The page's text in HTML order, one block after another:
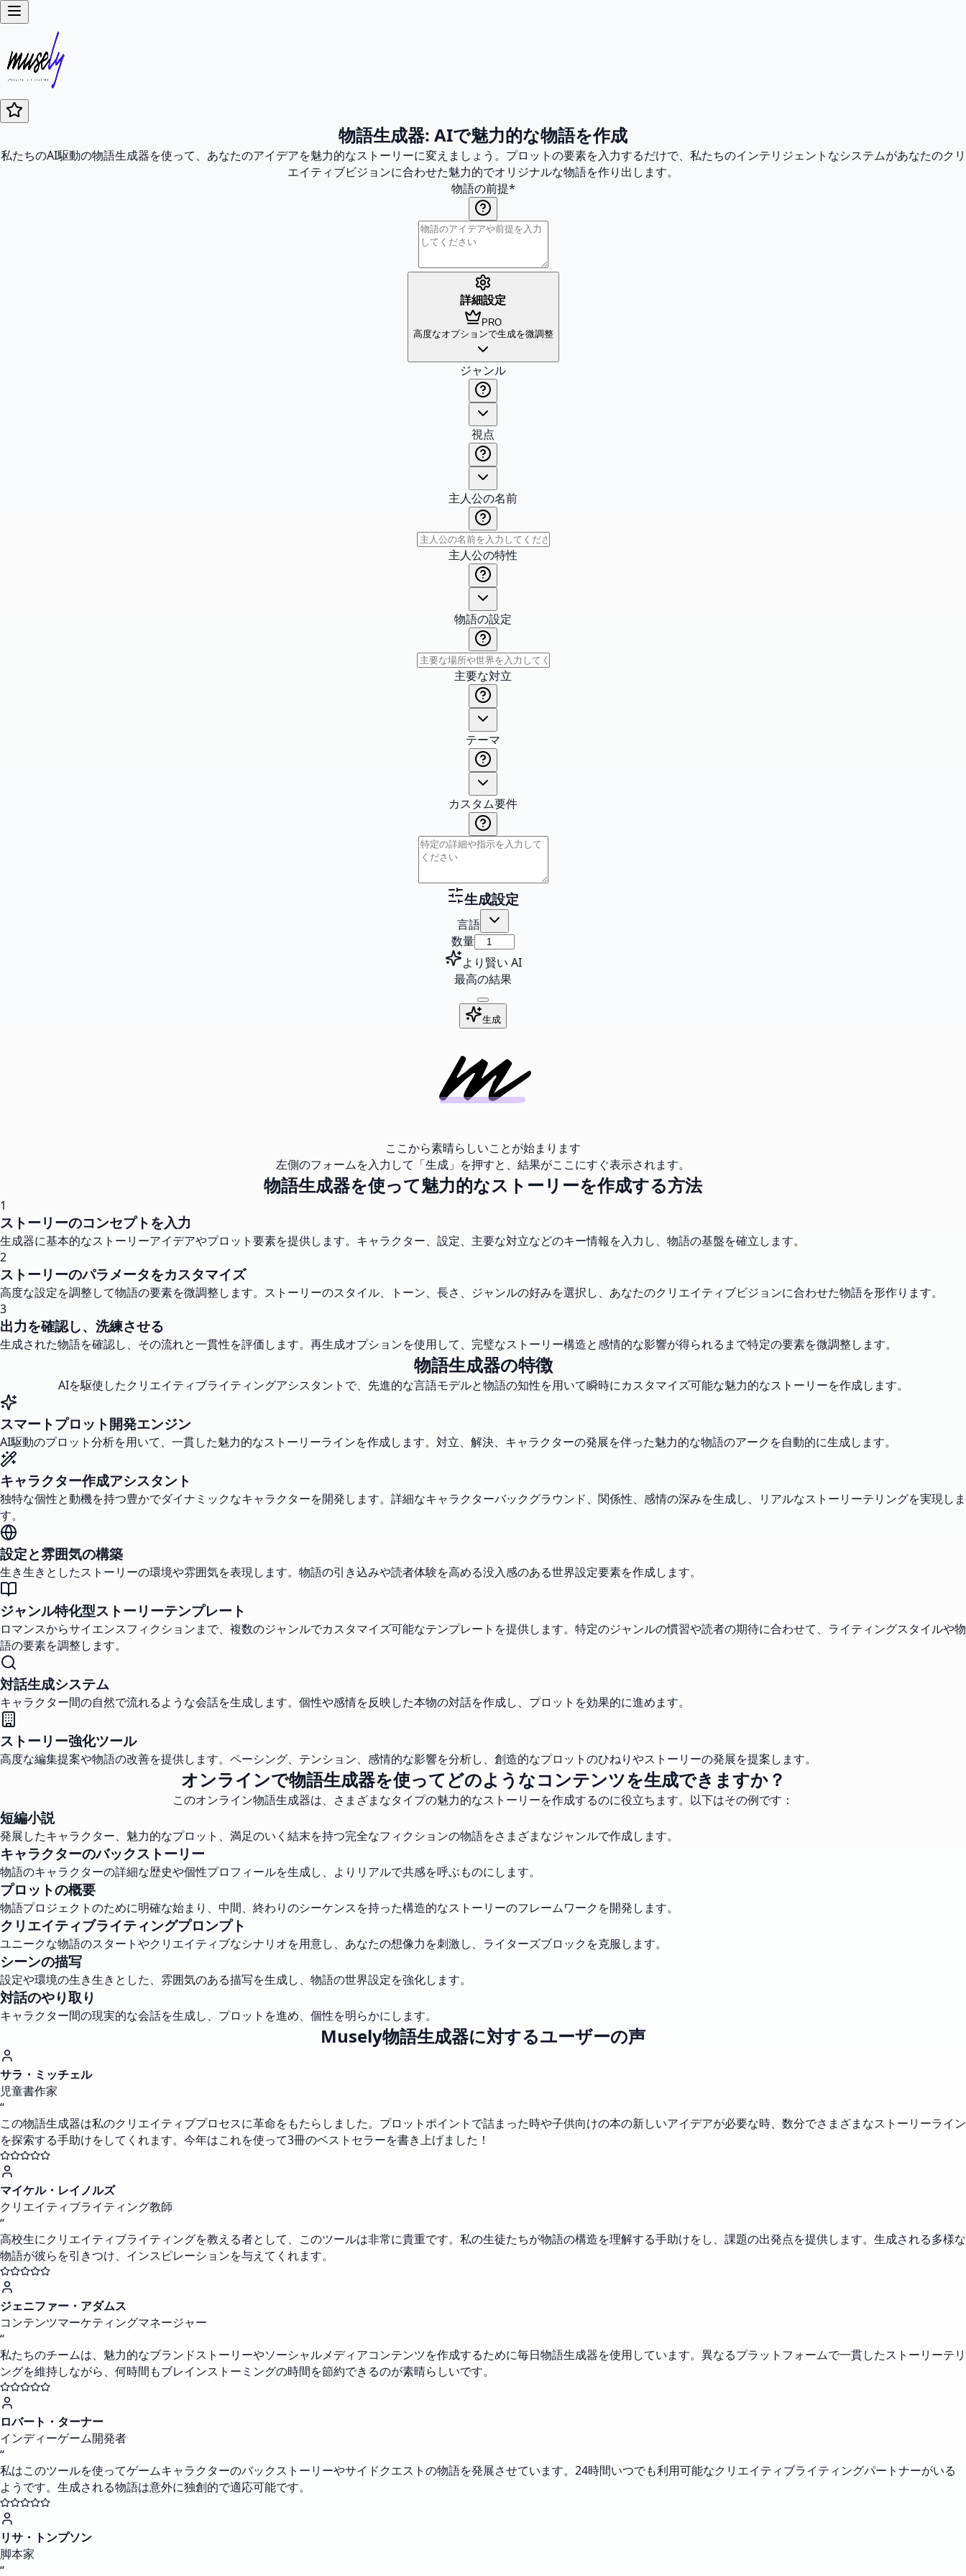
物語生成器: AIで魅力的な物語を作成
私たちのAI駆動の物語生成器を使って、あなたのアイデアを魅力的なストーリーに変えましょう。プロットの要素を入力するだけで、私たちのインテリジェントなシステムがあなたのクリ
エイティブビジョンに合わせた魅力的でオリジナルな物語を作り出します。
物語の前提*
詳細設定
PRO
高度なオプションで生成を微調整
ジャンル
視点
主人公の名前
主人公の特性
物語の設定
主要な対立
テーマ
カスタム要件
生成設定
言語
数量
より賢い AI
最高の結果
生成
ここから素晴らしいことが始まります
左側のフォームを入力して「生成」を押すと、結果がここにすぐ表示されます。
物語生成器を使って魅力的なストーリーを作成する方法
1
ストーリーのコンセプトを入力
生成器に基本的なストーリーアイデアやプロット要素を提供します。キャラクター、設定、主要な対立などのキー情報を入力し、物語の基盤を確立します。
2
ストーリーのパラメータをカスタマイズ
高度な設定を調整して物語の要素を微調整します。ストーリーのスタイル、トーン、長さ、ジャンルの好みを選択し、あなたのクリエイティブビジョンに合わせた物語を形作ります。
3
出力を確認し、洗練させる
生成された物語を確認し、その流れと一貫性を評価します。再生成オプションを使用して、完璧なストーリー構造と感情的な影響が得られるまで特定の要素を微調整します。
物語生成器の特徴
AIを駆使したクリエイティブライティングアシスタントで、先進的な言語モデルと物語の知性を用いて瞬時にカスタマイズ可能な魅力的なストーリーを作成します。
スマートプロット開発エンジン
AI駆動のプロット分析を用いて、一貫した魅力的なストーリーラインを作成します。対立、解決、キャラクターの発展を伴った魅力的な物語のアークを自動的に生成します。
キャラクター作成アシスタント
独特な個性と動機を持つ豊かでダイナミックなキャラクターを開発します。詳細なキャラクターバックグラウンド、関係性、感情の深みを生成し、リアルなストーリーテリングを実現しま
す。
設定と雰囲気の構築
生き生きとしたストーリーの環境や雰囲気を表現します。物語の引き込みや読者体験を高める没入感のある世界設定要素を作成します。
ジャンル特化型ストーリーテンプレート
ロマンスからサイエンスフィクションまで、複数のジャンルでカスタマイズ可能なテンプレートを提供します。特定のジャンルの慣習や読者の期待に合わせて、ライティングスタイルや物
語の要素を調整します。
対話生成システム
キャラクター間の自然で流れるような会話を生成します。個性や感情を反映した本物の対話を作成し、プロットを効果的に進めます。
ストーリー強化ツール
高度な編集提案や物語の改善を提供します。ペーシング、テンション、感情的な影響を分析し、創造的なプロットのひねりやストーリーの発展を提案します。
オンラインで物語生成器を使ってどのようなコンテンツを生成できますか？
このオンライン物語生成器は、さまざまなタイプの魅力的なストーリーを作成するのに役立ちます。以下はその例です：
短編小説
発展したキャラクター、魅力的なプロット、満足のいく結末を持つ完全なフィクションの物語をさまざまなジャンルで作成します。
キャラクターのバックストーリー
物語のキャラクターの詳細な歴史や個性プロフィールを生成し、よりリアルで共感を呼ぶものにします。
プロットの概要
物語プロジェクトのために明確な始まり、中間、終わりのシーケンスを持った構造的なストーリーのフレームワークを開発します。
クリエイティブライティングプロンプト
ユニークな物語のスタートやクリエイティブなシナリオを用意し、あなたの想像力を刺激し、ライターズブロックを克服します。
シーンの描写
設定や環境の生き生きとした、雰囲気のある描写を生成し、物語の世界設定を強化します。
対話のやり取り
キャラクター間の現実的な会話を生成し、プロットを進め、個性を明らかにします。
Musely物語生成器に対するユーザーの声
サラ・ミッチェル
児童書作家
“
この物語生成器は私のクリエイティブプロセスに革命をもたらしました。プロットポイントで詰まった時や子供向けの本の新しいアイデアが必要な時、数分でさまざまなストーリーライン
を探索する手助けをしてくれます。今年はこれを使って3冊のベストセラーを書き上げました！
マイケル・レイノルズ
クリエイティブライティング教師
“
高校生にクリエイティブライティングを教える者として、このツールは非常に貴重です。私の生徒たちが物語の構造を理解する手助けをし、課題の出発点を提供します。生成される多様な
物語が彼らを引きつけ、インスピレーションを与えてくれます。
ジェニファー・アダムス
コンテンツマーケティングマネージャー
“
私たちのチームは、魅力的なブランドストーリーやソーシャルメディアコンテンツを作成するために毎日物語生成器を使用しています。異なるプラットフォームで一貫したストーリーテリ
ングを維持しながら、何時間もブレインストーミングの時間を節約できるのが素晴らしいです。
ロバート・ターナー
インディーゲーム開発者
“
私はこのツールを使ってゲームキャラクターのバックストーリーやサイドクエストの物語を発展させています。24時間いつでも利用可能なクリエイティブライティングパートナーがいる
ようです。生成される物語は意外に独創的で適応可能です。
リサ・トンプソン
脚本家
“